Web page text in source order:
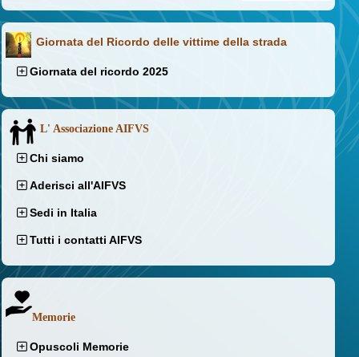
Giornata del Ricordo delle vittime della strada
Giornata del ricordo 2025
L' Associazione AIFVS
Chi siamo
Aderisci all'AIFVS
Sedi in Italia
Tutti i contatti AIFVS
Memorie
Opuscoli Memorie